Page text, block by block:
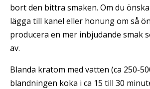
bort den bittra smaken. Om du
lägga till kanel eller honung om så
producera en mer inbjudande smak
av.
Blanda kratom med vatten (ca 250-
blandningen koka i ca 15 till 30